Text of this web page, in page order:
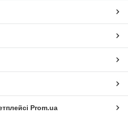
Prom.ua